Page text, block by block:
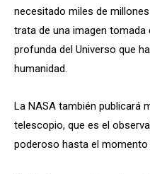
necesitado miles de
trata de una imagen
profunda del Universo que
humanidad.
La NASA también publicará
telescopio, que es el
poderoso hasta el momento